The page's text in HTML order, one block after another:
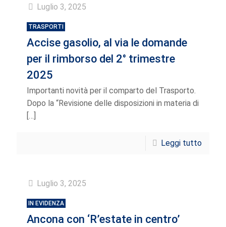
Luglio 3, 2025
TRASPORTI
Accise gasolio, al via le domande
per il rimborso del 2° trimestre
2025
Importanti novità per il comparto del Trasporto.
Dopo la “Revisione delle disposizioni in materia di
[…]
Leggi tutto
Luglio 3, 2025
IN EVIDENZA
Ancona con ‘R’estate in centro’